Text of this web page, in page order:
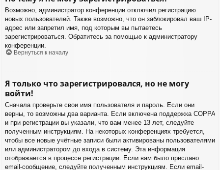
Возможно, администратор конференции отключил регистрацию
новых пользователей. Также возможно, что он заблокировал ваш IP-
адрес или запретил имя, под которым вы пытаетесь
зарегистрироваться. Обратитесь за помощью к администратору
конференции.
Вернуться к началу
Я только что зарегистрировался, но не могу
войти!
Сначала проверьте свои имя пользователя и пароль. Если они
верны, то возможны два варианта. Если включена поддержка COPPA
и при регистрации вы указали, что вам менее 13 лет, следуйте
полученным инструкциям. На некоторых конференциях требуется,
чтобы все новые учётные записи были активированы пользователями
или администратором до входа в систему. Эта информация
отображается в процессе регистрации. Если вам было прислано
email-сообщение, следуйте полученным инструкциям. Если email-